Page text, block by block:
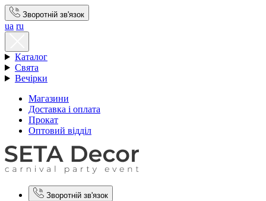
Зворотній зв'язок
ua ru
Каталог
Свята
Вечірки
Магазини
Доставка і оплата
Прокат
Оптовий відділ
Зворотній зв'язок